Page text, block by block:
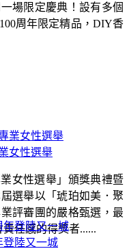
場限定慶典！設有多個
周年限定精品，DIY香
女性選舉
女性選舉」頒獎典禮暨
選舉以「琥珀如美．聚
評審團的嚴格甄選，最
任感的得獎者......
登陸又一城